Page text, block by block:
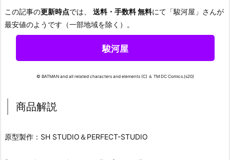
この記事の更新時点では、 送料・手数料 無料にて「駿河屋」さんが
最安値のようです（一部地域を除く）。
駿河屋
© BATMAN and all related characters and elements (C) ＆ TM DC Comics.(s20)
商品解説
原型製作：SH STUDIO＆PERFECT-STUDIO